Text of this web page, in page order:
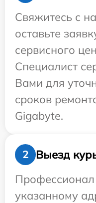
Свяжитесь с
оставьте
сервисного
Специалист
Вами для
сроков
Gigabyte.
2
Выезд
указанному